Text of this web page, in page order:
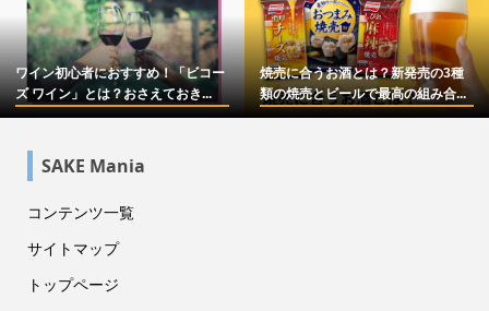
ワイン初心者におすすめ！「ビコー
ズ ワイン」とは？おさえておき...
焼売に合うお酒とは？新発売の3種
類の焼売とビールで最高の組み合...
SAKE Mania
コンテンツ一覧
サイトマップ
トップページ